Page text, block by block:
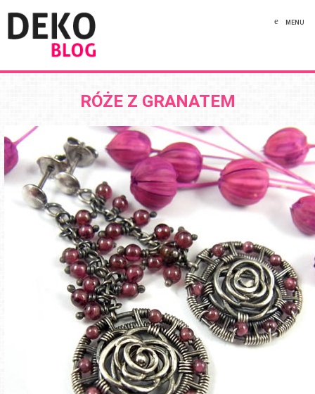
MENU
RÓŻE Z GRANATEM